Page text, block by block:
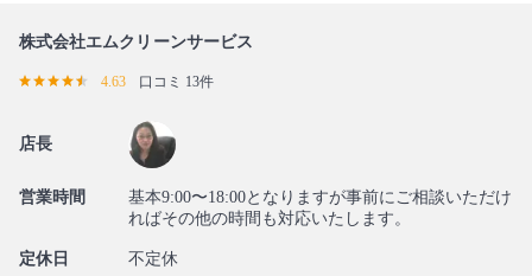
株式会社エムクリーンサービス
4.63 口コミ 13件
店長
営業時間
基本9:00〜18:00となりますが事前にご相談いただけ
ればその他の時間も対応いたします。
定休日 不定休